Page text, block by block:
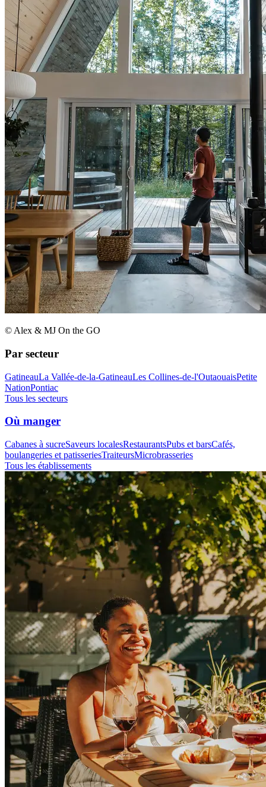
© Alex & MJ On the GO
Par secteur
GatineauLa Vallée-de-la-GatineauLes Collines-de-l'OutaouaisPetite
NationPontiac
Tous les secteurs
Où manger
Cabanes à sucreSaveurs localesRestaurantsPubs et barsCafés,
boulangeries et patisseriesTraiteursMicrobrasseries
Tous les établissements